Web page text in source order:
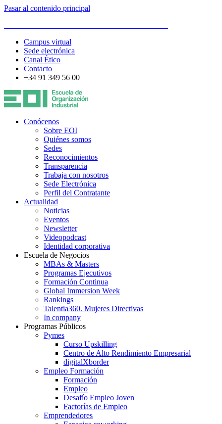
Pasar al contenido principal
Campus virtual
Sede electrónica
Canal Ético
Contacto
+34 91 349 56 00
Conócenos
Sobre EOI
Quiénes somos
Sedes
Reconocimientos
Transparencia
Trabaja con nosotros
Sede Electrónica
Perfil del Contratante
Actualidad
Noticias
Eventos
Newsletter
Videopodcast
Identidad corporativa
Escuela de Negocios
MBAs & Masters
Programas Ejecutivos
Formación Continua
Global Immersion Week
Rankings
Talentia360. Mujeres Directivas
In company
Programas Públicos
Pymes
Curso Upskilling
Centro de Alto Rendimiento Empresarial
digitalXborder
Empleo Formación
Formación
Empleo
Desafío Empleo Joven
Factorías de Empleo
Emprendedores